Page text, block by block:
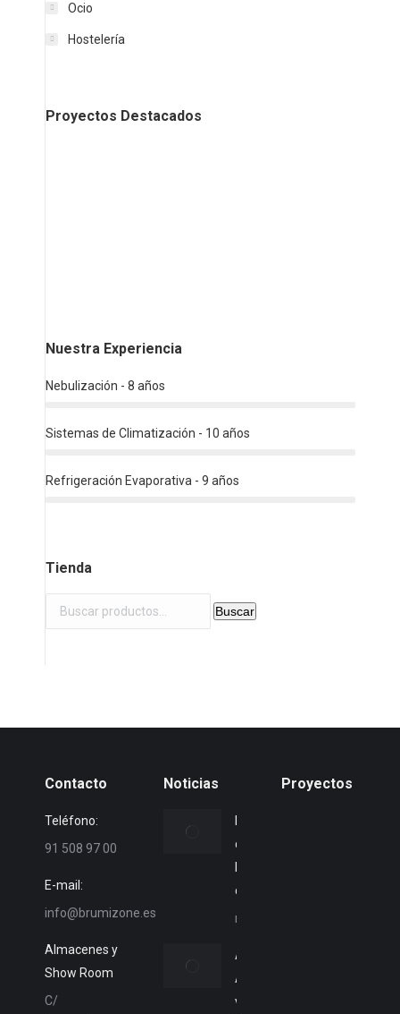
Ocio
Hostelería
Proyectos Destacados
Nuestra Experiencia
Nebulización - 8 años
Sistemas de Climatización - 10 años
Refrigeración Evaporativa - 9 años
Tienda
Buscar
por:
Buscar
Contacto
Teléfono:
91 508 97 00
E-mail:
info@brumizone.es
Almacenes y
Show Room
C/
Noticias
de
con Guia.
mayo 3, 2018
Aire
Acondicionado
vs
Proyectos